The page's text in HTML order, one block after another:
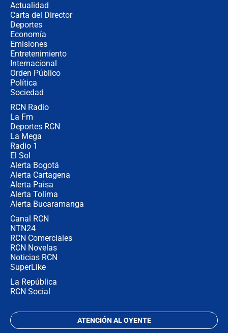
Actualidad
Carta del Director
Deportes
Economía
Emisiones
Entretenimiento
Internacional
Orden Público
Política
Sociedad
RCN Radio
La Fm
Deportes RCN
La Mega
Radio 1
El Sol
Alerta Bogotá
Alerta Cartagena
Alerta Paisa
Alerta Tolima
Alerta Bucaramanga
Canal RCN
NTN24
RCN Comerciales
RCN Novelas
Noticias RCN
SuperLike
La República
RCN Social
ATENCIÓN AL OYENTE